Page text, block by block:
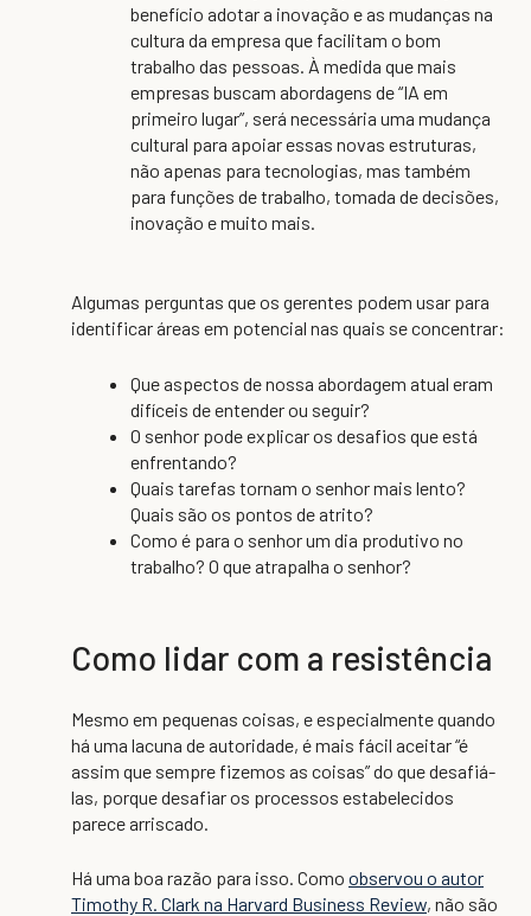
benefício adotar a inovação e as mudanças na
cultura da empresa que facilitam o bom
trabalho das pessoas. À medida que mais
empresas buscam abordagens de “IA em
primeiro lugar”, será necessária uma mudança
cultural para apoiar essas novas estruturas,
não apenas para tecnologias, mas também
para funções de trabalho, tomada de decisões,
inovação e muito mais.
Algumas perguntas que os gerentes podem usar para
identificar áreas em potencial nas quais se concentrar:
Que aspectos de nossa abordagem atual eram
difíceis de entender ou seguir?
O senhor pode explicar os desafios que está
enfrentando?
Quais tarefas tornam o senhor mais lento?
Quais são os pontos de atrito?
Como é para o senhor um dia produtivo no
trabalho? O que atrapalha o senhor?
Como lidar com a resistência
Mesmo em pequenas coisas, e especialmente quando
há uma lacuna de autoridade, é mais fácil aceitar “é
assim que sempre fizemos as coisas” do que desafiá-
las, porque desafiar os processos estabelecidos
parece arriscado.
Há uma boa razão para isso. Como observou o autor
Timothy R. Clark na Harvard Business Review, não são